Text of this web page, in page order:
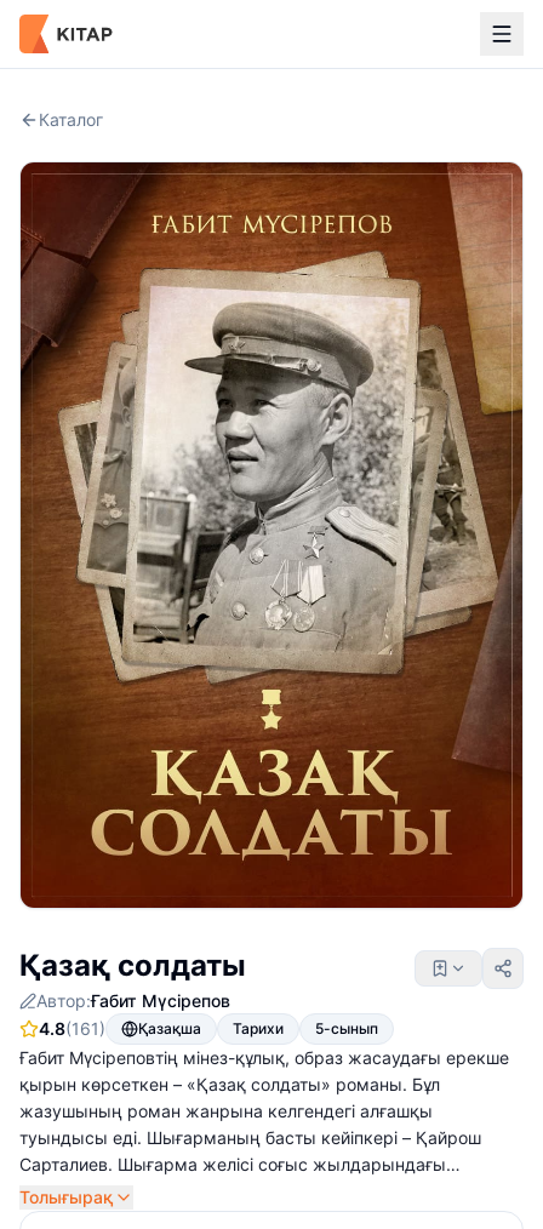
Каталог
Қазақ солдаты
Автор:Ғабит Мүсірепов
4.8(161) Қазақша Тарихи 5-сынып
Ғабит Мүсіреповтің мінез-құлық, образ жасаудағы ерекше
қырын көрсеткен – «Қазақ солдаты» романы. Бұл
жазушының роман жанрына келгендегі алғашқы
туындысы еді. Шығарманың басты кейіпкері – Қайрош
Сарталиев. Шығарма желісі соғыс жылдарындағы
жауынгерлердің өмір шындығымен шектеліп қалмайды.
Қарапайым халық тіршілігін кеңінен суреттейді.
Толығырақ